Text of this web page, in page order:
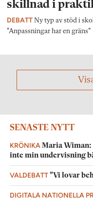
skillnad i
DEBATT Ny typ av stöd i
"Anpassningar har en gräns”
SENASTE NYTT
KRÖNIKA Maria Wiman:
inte min undervisning
VALDEBATT”Vi lovar
DIGITALA NATIONELLA